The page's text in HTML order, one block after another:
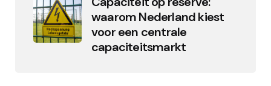
waarom Nederland kiest
voor een centrale
capaciteitsmarkt